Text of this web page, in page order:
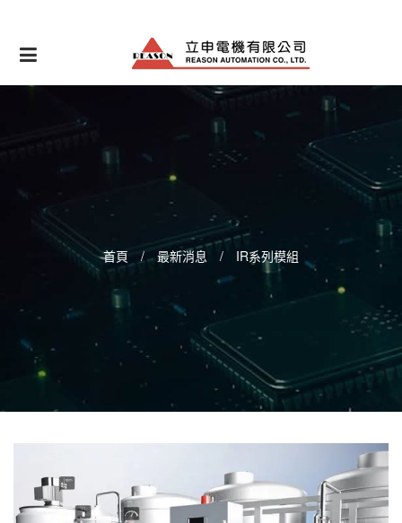
content
首頁 / 最新消息 / IR系列模組